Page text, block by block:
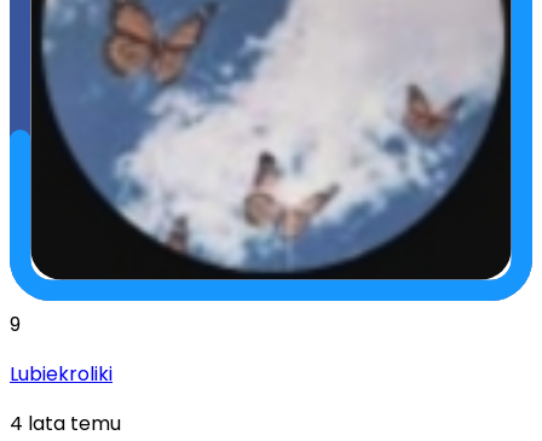
9
Lubiekroliki
4 lata temu